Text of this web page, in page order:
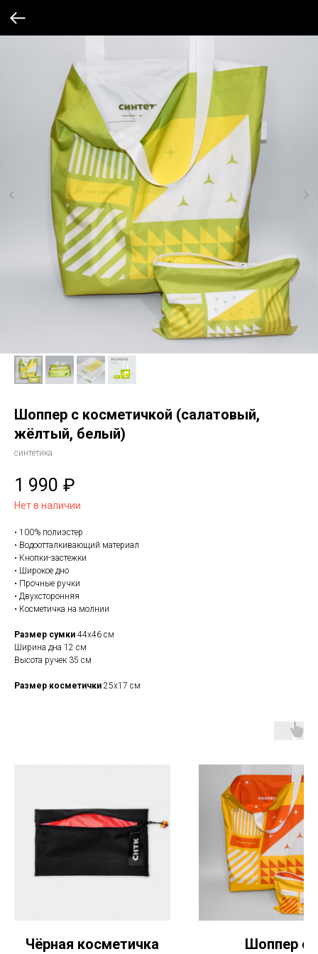
Шоппер с косметичкой (салатовый,
жёлтый, белый)
синтетика
1 990 ₽
Нет в наличии
• 100% полиэстер
• Водоотталкивающий материал
• Кнопки-застежки
• Широкое дно
• Прочные ручки
• Двухсторонняя
• Косметичка на молнии
Размер сумки 44х46 см
Ширина дна 12 см
Высота ручек 35 см
Размер косметички 25х17 см
Чёрная косметичка Шоппер с